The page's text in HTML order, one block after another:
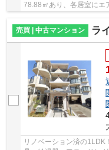
78.88㎡あり、各居室にエ
売買 | 中古マンション
ライ
リノベーション済の